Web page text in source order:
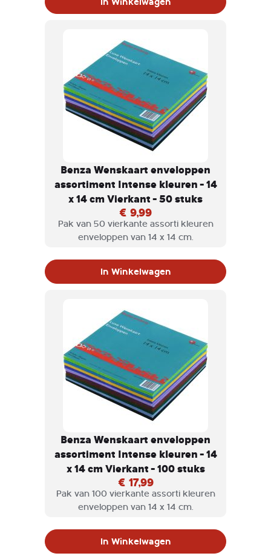
Daarnaast schijnen onze enveloppen
Benza Wenskaart enveloppen
assortiment Intense kleuren - 14
x 14 cm Vierkant - 50 stuks
€ 9,99
Pak van 50 vierkante assorti kleuren
enveloppen van 14 x 14 cm.
In Winkelwagen
Benza Wenskaart enveloppen
assortiment Intense kleuren - 14
x 14 cm Vierkant - 100 stuks
€ 17,99
Pak van 100 vierkante assorti kleuren
enveloppen van 14 x 14 cm.
In Winkelwagen